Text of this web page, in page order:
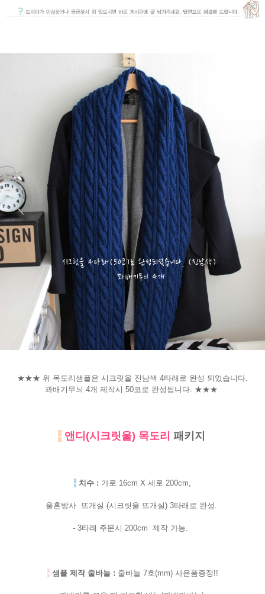
★★★ 위 목도리샘플은 시크릿울 진남색 4타래로 완성 되었습니다.
꽈배기무늬 4개 제작시 50코로 완성됩니다. ★★★
- 앤디(시크릿울) 목도리 패키지
- 치수 : 가로 16cm X 세로 200cm,
울혼방사 뜨개실 (시크릿울 뜨개실) 3타래로 완성.
- 3타래 주문시 200cm 제작 가능.
- 샘플 제작 줄바늘 : 줄바늘 7호(mm) 사은품증정!!